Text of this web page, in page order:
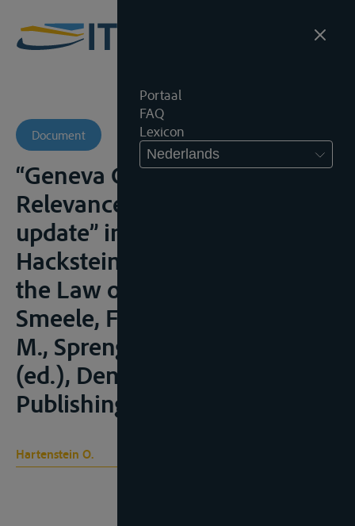
Portaal
FAQ
Lexicon
Nederlands
Document
“Geneva Convention of 1960 –
Relevance and need for
update” in Festschrift Resi
Hacksteiner. A voyage through
the Law of Inland Shipping,
Smeele, F., Haak, K., Fischer,
M., Sprenger, W. en Stevens, F.
(ed.), Den Haag, Eleven
Publishing, 2020, 107-122
Hartenstein O.